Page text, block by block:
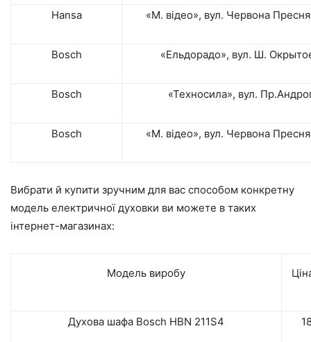
Hansa «М. відео», вул. Червона
Bosch «Ельдорадо», вул. Ш.
Bosch «Техносила», вул.
Bosch «М. відео», вул. Червона
Вибрати й купити зручним для вас способом конкретну
модель електричної духовки ви можете в таких
інтернет-магазинах:
Модель виробу
Духова шафа Bosch HBN 211S4